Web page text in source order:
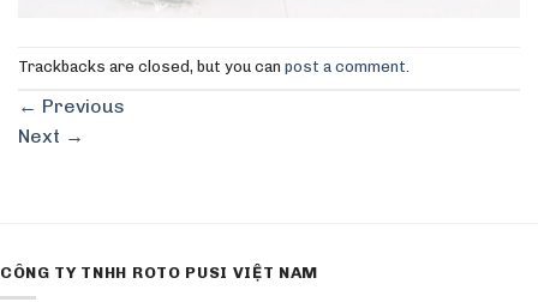
Trackbacks are closed, but you can post a comment.
← Previous
Next →
CÔNG TY TNHH ROTO PUSI VIỆT NAM